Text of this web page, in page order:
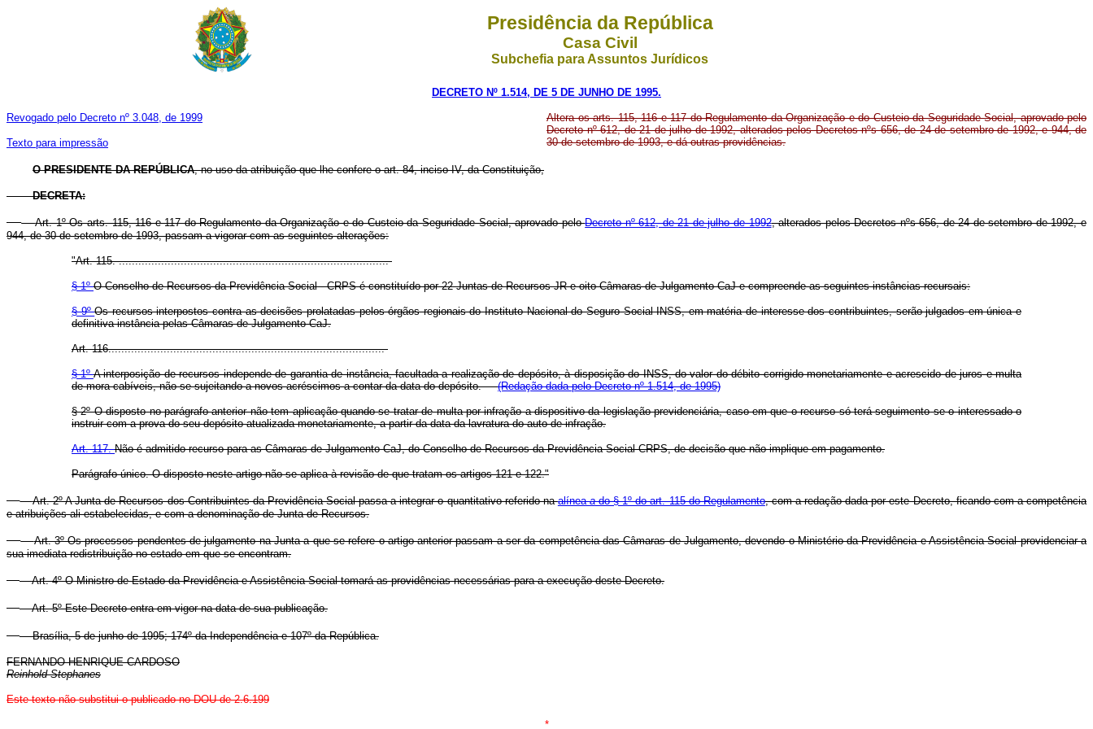
Presidência da República
Casa Civil
Subchefia para Assuntos Jurídicos
DECRETO Nº 1.514, DE 5 DE JUNHO DE 1995.
Revogado pelo Decreto nº 3.048, de 1999
Texto para impressão
Altera os arts. 115, 116 e 117 do Regulamento da Organização e do Custeio da Seguridade Social, aprovado pelo
Decreto nº 612, de 21 de julho de 1992, alterados pelos Decretos nºs 656, de 24 de setembro de 1992, e 944, de
30 de setembro de 1993, e dá outras providências.
O PRESIDENTE DA REPÚBLICA, no uso da atribuição que lhe confere o art. 84, inciso IV, da Constituição,
DECRETA:
Art. 1º Os arts. 115, 116 e 117 do Regulamento da Organização e do Custeio da Seguridade Social, aprovado peloDecreto nº 612, de 21 de julho de 1992, alterados pelos Decretos nºs 656, de 24 de setembro de 1992, e
944, de 30 de setembro de 1993, passam a vigorar com as seguintes alterações:
"Art. 115. ...................................................................................
§ 1ºO Conselho de Recursos da Previdência Social - CRPS é constituído por 22 Juntas de Recursos JR e oito Câmaras de Julgamento CaJ e compreende as seguintes instâncias recursais:
§ 9ºOs recursos interpostos contra as decisões prolatadas pelos órgãos regionais do Instituto Nacional do Seguro Social INSS, em matéria de interesse dos contribuintes, serão julgados em única e
definitiva instância pelas Câmaras de Julgamento CaJ.
Art. 116.....................................................................................
§ 1ºA interposição de recursos independe de garantia de instância, facultada a realização de depósito, à disposição do INSS, do valor do débito corrigido monetariamente e acrescido de juros e multa
de mora cabíveis, não se sujeitando a novos acréscimos a contar da data do depósito.(Redação dada pelo Decreto nº 1.514, de 1995)
§ 2º O disposto no parágrafo anterior não tem aplicação quando se tratar de multa por infração a dispositivo da legislação previdenciária, caso em que o recurso só terá seguimento se o interessado o
instruir com a prova do seu depósito atualizada monetariamente, a partir da data da lavratura do auto de infração.
Art. 117.Não é admitido recurso para as Câmaras de Julgamento CaJ, do Conselho de Recursos da Previdência Social CRPS, de decisão que não implique em pagamento.
Parágrafo único. O disposto neste artigo não se aplica à revisão de que tratam os artigos 121 e 122."
Art. 2º A Junta de Recursos dos Contribuintes da Previdência Social passa a integrar o quantitativo referido naalíneaado § 1º do art. 115 do Regulamento, com a redação dada por este Decreto, ficando com a competência
e atribuições ali estabelecidas, e com a denominação de Junta de Recursos.
Art. 3º Os processos pendentes de julgamento na Junta a que se refere o artigo anterior passam a ser da competência das Câmaras de Julgamento, devendo o Ministério da Previdência e Assistência Social providenciar a
sua imediata redistribuição no estado em que se encontram.
Art. 4º O Ministro de Estado da Previdência e Assistência Social tomará as providências necessárias para a execução deste Decreto.
Art. 5º Este Decreto entra em vigor na data de sua publicação.
Brasília, 5 de junho de 1995; 174º da Independência e 107º da República.
FERNANDO HENRIQUE CARDOSO
Reinhold Stephanes
Este texto não substitui o publicado no DOU de 2.6.199
*